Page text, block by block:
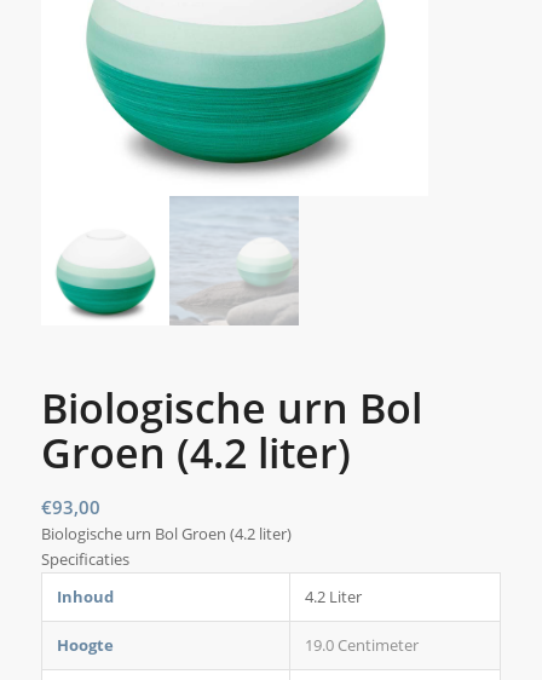
Biologische urn Bol
Groen (4.2 liter)
€93,00
Biologische urn Bol Groen (4.2 liter)
Specificaties
Inhoud
4.2 Liter
Hoogte 19.0 Centimeter